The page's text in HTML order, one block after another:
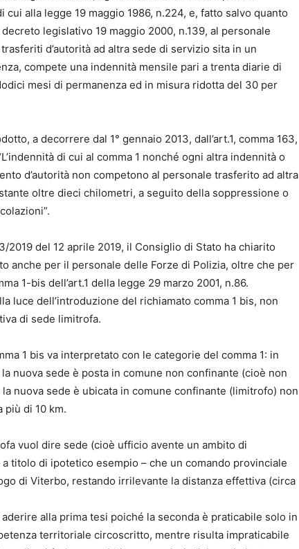
alla legge 19 maggio 1986, n.224, e, fatto salvo quanto
legislativo 19 maggio 2000, n.139, al personale
d’autorità ad altra sede di servizio sita in un
compete una indennità mensile pari a trenta diarie di
mesi di permanenza ed in misura ridotta del 30 per
a decorrere dal 1° gennaio 2013, dall’art.1, comma 163,
di cui al comma 1 nonché ogni altra indennità o
d’autorità non competono al personale trasferito ad altra
oltre dieci chilometri, a seguito della soppressione o
2019 del 12 aprile 2019, il Consiglio di Stato ha chiarito
anche per il personale delle Forze di Polizia, oltre che per
1-bis dell’art.1 della legge 29 marzo 2001, n.86.
luce dell’introduzione del richiamato comma 1 bis, non
di sede limitrofa.
1 bis va interpretato con le categorie del comma 1: in
nuova sede è posta in comune non confinante (cioè non
nuova sede è ubicata in comune confinante (limitrofo) non
più di 10 km.
vuol dire sede (cioè ufficio avente un ambito di
titolo di ipotetico esempio – che un comando provinciale
di Viterbo, restando irrilevante la distanza effettiva (circa
alla prima tesi poiché la seconda è praticabile solo in
territoriale circoscritto, mentre risulta impraticabile